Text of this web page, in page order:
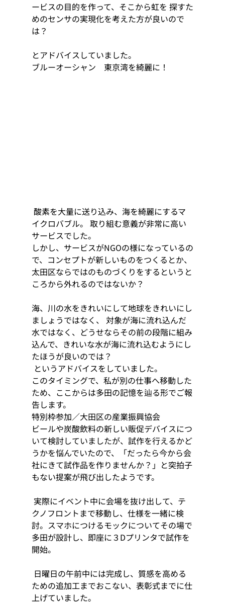
ービスの目的を作って、そこから虹を 探すた
めのセンサの実現化を考えた方が良いので
は？
とアドバイスしていました。
ブルーオーシャン　東京湾を綺麗に！
イクロバブル。 取り組む意義が非常に高い
サービスでした。
しかし、サービスがNGOの様になっているの
で、コンセプトが新しいものをつくるとか、
太田区ならではのものづくりをするというと
ころから外れるのではないか？
海、川の水をきれいにして地球をきれいにし
ましょうではなく、 対象が海に流れ込んだ
水ではなく、どうせならその前の段階に組み
込んで、きれいな水が海に流れ込むようにし
たほうが良いのでは？
というアドバイスをしていました。
このタイミングで、私が別の仕事へ移動した
ため、ここからは多田の記憶を辿る形でご報
告します。
特別枠参加／大田区の産業振興協会
ビールや炭酸飲料の新しい販促デバイスにつ
いて検討していましたが、試作を行えるかど
うかを悩んでいたので、「だったら今から会
社にきて試作品を作りませんか？」と突拍子
もない提案が飛び出したようです。
クノフロントまで移動し、仕様を一緒に検
討。スマホにつけるモックについてその場で
多田が設計し、即座に３Dプリンタで試作を
開始。
ための追加工までおこない、表彰式までに仕
上げていました。